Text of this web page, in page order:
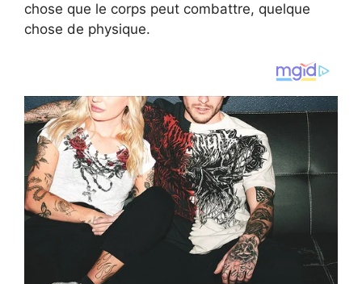
chose que le corps peut combattre, quelque
chose de physique.